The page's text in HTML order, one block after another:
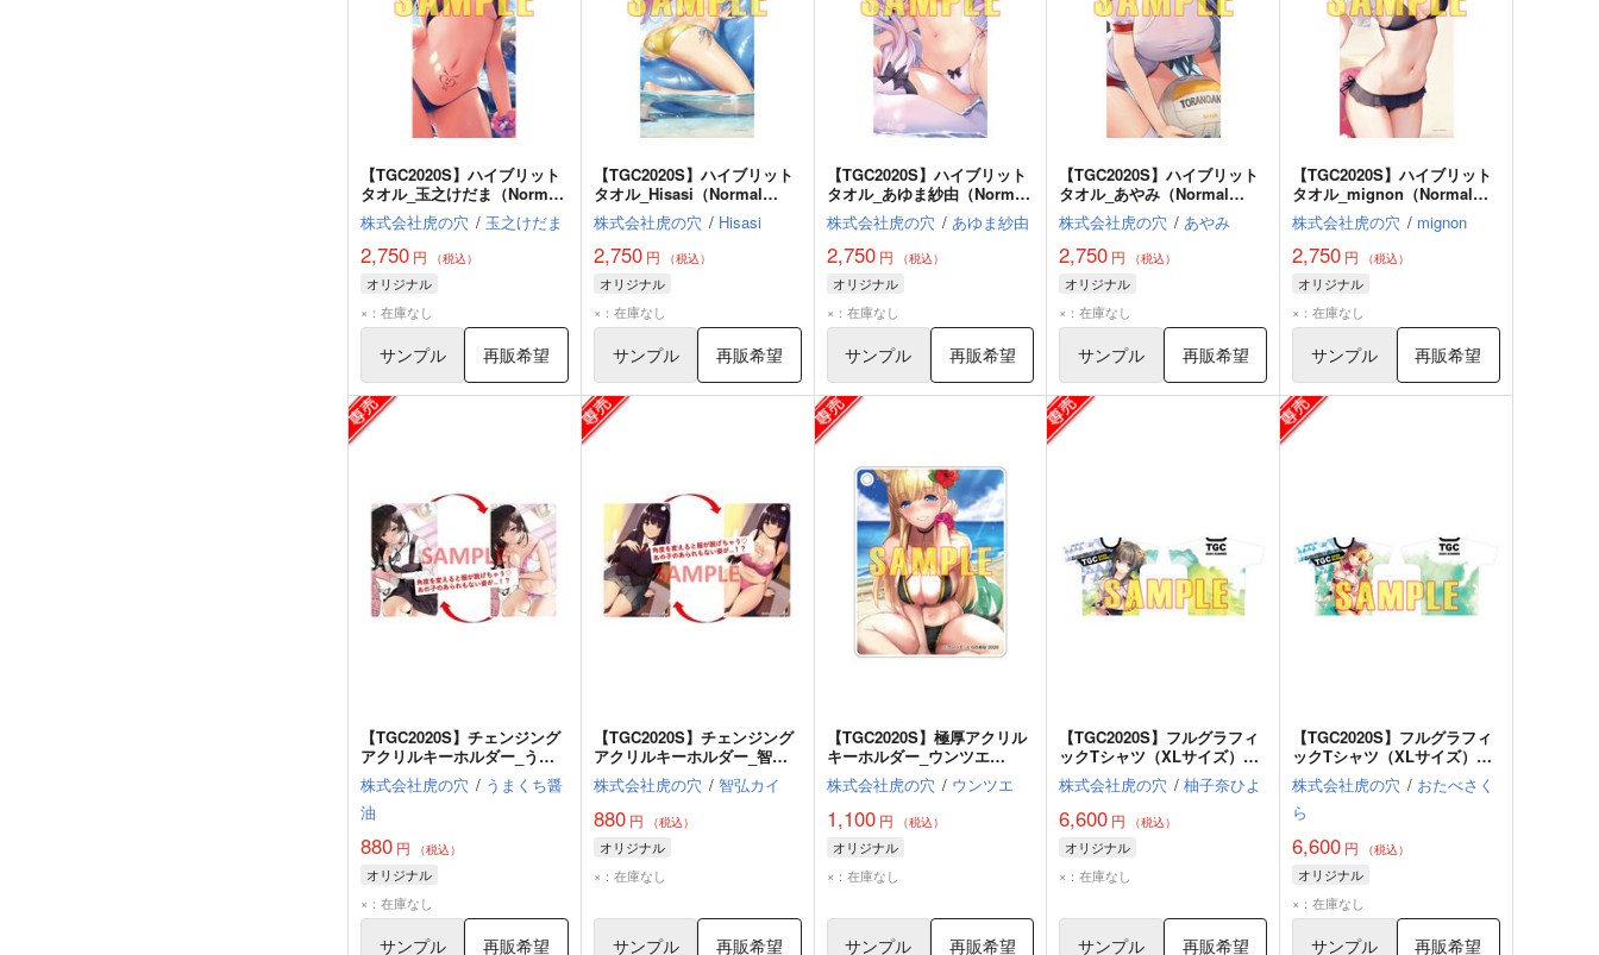
【TGC2020S】ハイブリット
タオル_玉之けだま（Normal
ver.）
株式会社虎の穴 / 玉之けだま
2,750 円 （税込）
オリジナル
×：在庫なし
サンプル 再販希望
【TGC2020S】ハイブリット
タオル_Hisasi（Normal
ver.）
株式会社虎の穴 / Hisasi
2,750円 （税込）
オリジナル
×：在庫なし
サンプル 再販希望
【TGC2020S】ハイブリット
タオル_あゆま紗由（Normal
ver.）
株式会社虎の穴 / あゆま紗由
2,750円 （税込）
オリジナル
×：在庫なし
サンプル 再販希望
【TGC2020S】ハイブリット
タオル_あやみ（Normal
ver.）
株式会社虎の穴 / あやみ
2,750 円 （税込）
オリジナル
×：在庫なし
サンプル 再販希望
【TGC2020S】ハイブリット
タオル_mignon（Normal
ver.）
株式会社虎の穴 / mignon
2,750 円 （税込）
オリジナル
×：在庫なし
サンプル 再販希望
【TGC2020S】チェンジング
アクリルキーホルダー_うま
くち醤油
株式会社虎の穴 / うまくち醤
油
880 円 （税込）
オリジナル
×：在庫なし
サンプル 再販希望
【TGC2020S】チェンジング
アクリルキーホルダー_智弘
カイ
株式会社虎の穴 / 智弘カイ
880円 （税込）
オリジナル
×：在庫なし
サンプル 再販希望
【TGC2020S】極厚アクリル
キーホルダー_ウンツエ
（Normal ver.）
株式会社虎の穴 / ウンツエ
1,100円 （税込）
オリジナル
×：在庫なし
サンプル 再販希望
【TGC2020S】フルグラフィ
ックTシャツ（XLサイズ）_
柚子奈ひよ（Normaｌ ver.）
株式会社虎の穴 / 柚子奈ひよ
6,600 円 （税込）
オリジナル
×：在庫なし
サンプル 再販希望
【TGC2020S】フルグラフィ
ックTシャツ（XLサイズ）_
おたべさくら（Normal
ver.）
株式会社虎の穴 / おたべさく
ら
6,600 円 （税込）
オリジナル
×：在庫なし
サンプル 再販希望